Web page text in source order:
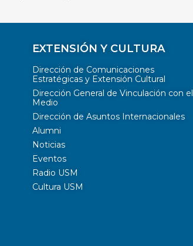
EXTENSIÓN Y CULTURA
Dirección de Comunicaciones
Estratégicas y Extensión Cultural
Dirección General de Vinculación con el
Medio
Dirección de Asuntos Internacionales
Alumni
Noticias
Eventos
Radio USM
Cultura USM